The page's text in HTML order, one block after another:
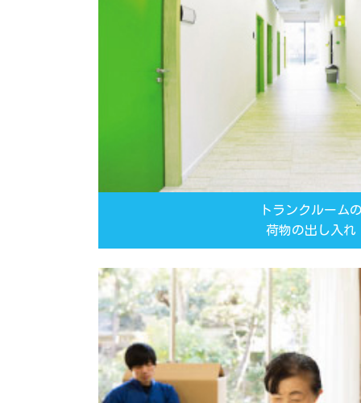
トランクルーム
荷物の出し入れ